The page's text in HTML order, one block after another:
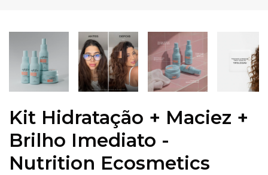
Kit Hidratação + Maciez +
Brilho Imediato -
Nutrition Ecosmetics